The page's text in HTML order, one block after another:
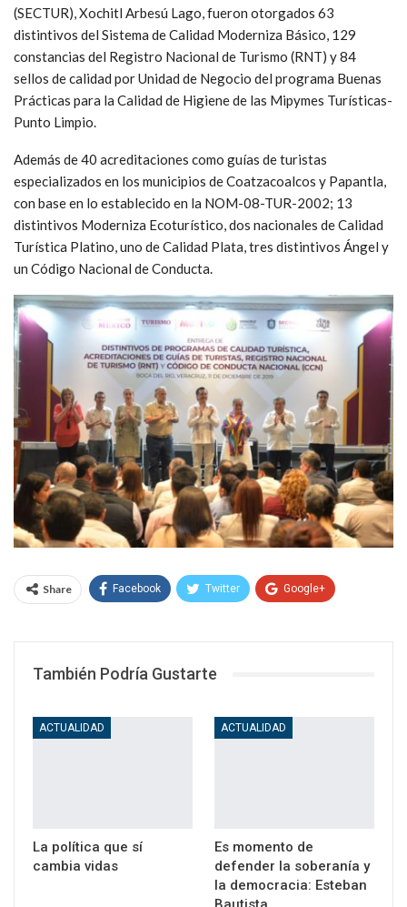
(SECTUR), Xochitl Arbesú Lago, fueron otorgados 63
distintivos del Sistema de Calidad Moderniza Básico, 129
constancias del Registro Nacional de Turismo (RNT) y 84
sellos de calidad por Unidad de Negocio del programa Buenas
Prácticas para la Calidad de Higiene de las Mipymes Turísticas-
Punto Limpio.
Además de 40 acreditaciones como guías de turistas
especializados en los municipios de Coatzacoalcos y Papantla,
con base en lo establecido en la NOM-08-TUR-2002; 13
distintivos Moderniza Ecoturístico, dos nacionales de Calidad
Turística Platino, uno de Calidad Plata, tres distintivos Ángel y
un Código Nacional de Conducta.
Share Facebook Twitter Google+
También Podría Gustarte
ACTUALIDAD
La política que sí
cambia vidas
ACTUALIDAD
Es momento de
defender la soberanía y
la democracia: Esteban